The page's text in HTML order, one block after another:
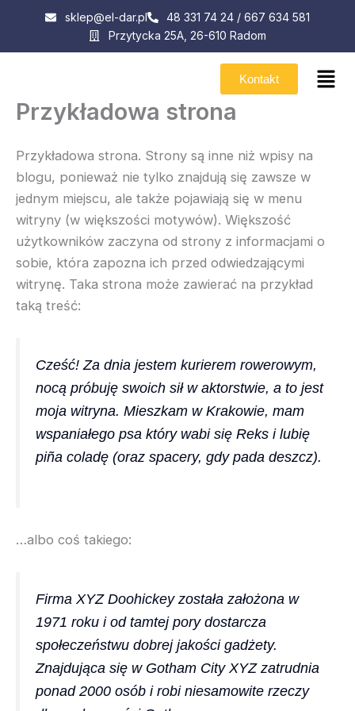
treści
sklep@el-dar.pl
48 331 74 24 / 667 634 581
Przytycka 25A, 26-610 Radom
Kontakt
Przykładowa strona
Przykładowa strona. Strony są inne niż wpisy na
blogu, ponieważ nie tylko znajdują się zawsze w
jednym miejscu, ale także pojawiają się w menu
witryny (w większości motywów). Większość
użytkowników zaczyna od strony z informacjami o
sobie, która zapozna ich przed odwiedzającymi
witrynę. Taka strona może zawierać na przykład
taką treść:
Cześć! Za dnia jestem kurierem rowerowym,
nocą próbuję swoich sił w aktorstwie, a to jest
moja witryna. Mieszkam w Krakowie, mam
wspaniałego psa który wabi się Reks i lubię
piña coladę (oraz spacery, gdy pada deszcz).
…albo coś takiego:
Firma XYZ Doohickey została założona w
1971 roku i od tamtej pory dostarcza
społeczeństwu dobrej jakości gadżety.
Znajdująca się w Gotham City XYZ zatrudnia
ponad 2000 osób i robi niesamowite rzeczy